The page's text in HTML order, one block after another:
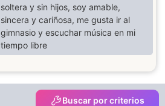
soltera y sin hijos, soy amable,
sincera y cariñosa, me gusta ir al
gimnasio y escuchar música en mi
tiempo libre
Buscar por criterios